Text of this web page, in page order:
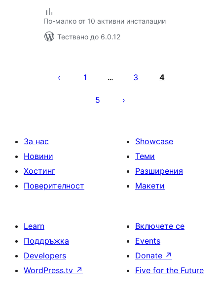
По-малко от 10 активни инсталации
Тествано до 6.0.12
1 … 3 4
5
За нас
Новини
Хостинг
Поверителност
Showcase
Теми
Разширения
Макети
Learn
Поддръжка
Developers
WordPress.tv ↗
Включете се
Events
Donate ↗
Five for the Future